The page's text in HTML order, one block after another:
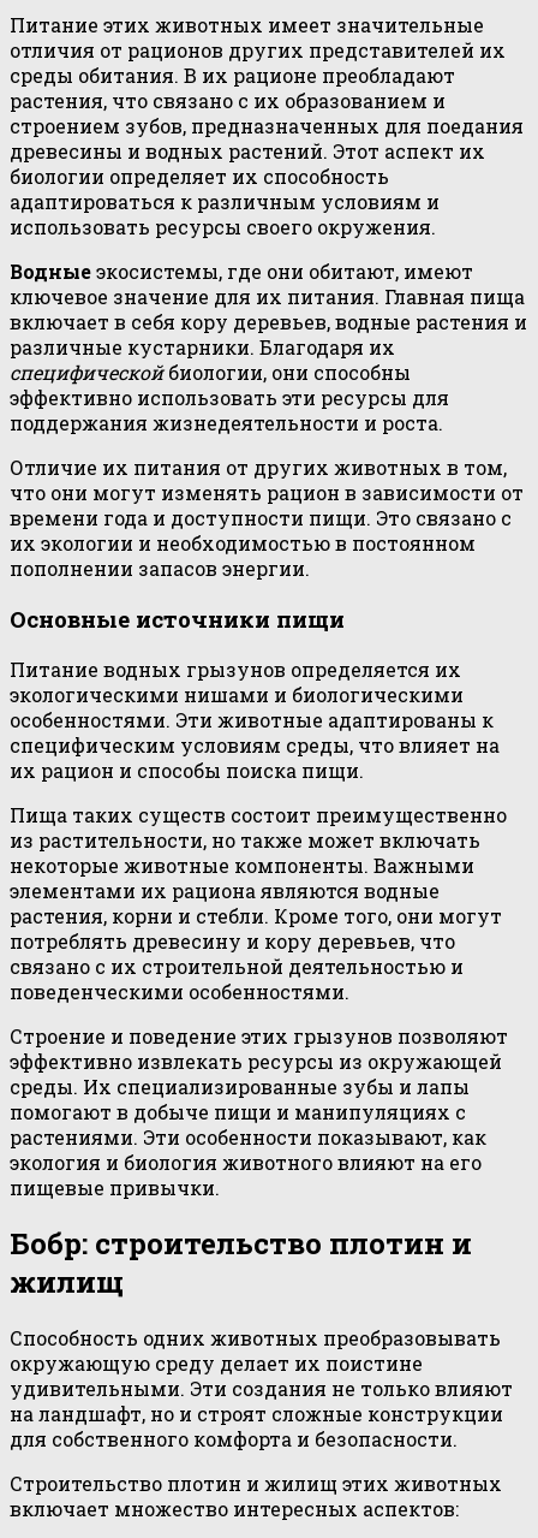
Питание этих животных имеет значительные
отличия от рационов других представителей их
среды обитания. В их рационе преобладают
растения, что связано с их образованием и
строением зубов, предназначенных для поедания
древесины и водных растений. Этот аспект их
биологии определяет их способность
адаптироваться к различным условиям и
использовать ресурсы своего окружения.
Водныеэкосистемы, где они обитают, имеют
ключевое значение для их питания. Главная пища
включает в себя кору деревьев, водные растения и
различные кустарники. Благодаря их
специфическойбиологии, они способны
эффективно использовать эти ресурсы для
поддержания жизнедеятельности и роста.
Отличие их питания от других животных в том,
что они могут изменять рацион в зависимости от
времени года и доступности пищи. Это связано с
их экологии и необходимостью в постоянном
пополнении запасов энергии.
Основные источники пищи
Питание водных грызунов определяется их
экологическими нишами и биологическими
особенностями. Эти животные адаптированы к
специфическим условиям среды, что влияет на
их рацион и способы поиска пищи.
Пища таких существ состоит преимущественно
из растительности, но также может включать
некоторые животные компоненты. Важными
элементами их рациона являются водные
растения, корни и стебли. Кроме того, они могут
потреблять древесину и кору деревьев, что
связано с их строительной деятельностью и
поведенческими особенностями.
Строение и поведение этих грызунов позволяют
эффективно извлекать ресурсы из окружающей
среды. Их специализированные зубы и лапы
помогают в добыче пищи и манипуляциях с
растениями. Эти особенности показывают, как
экология и биология животного влияют на его
пищевые привычки.
Бобр: строительство плотин и
жилищ
Способность одних животных преобразовывать
окружающую среду делает их поистине
удивительными. Эти создания не только влияют
на ландшафт, но и строят сложные конструкции
для собственного комфорта и безопасности.
Строительство плотин и жилищ этих животных
включает множество интересных аспектов: